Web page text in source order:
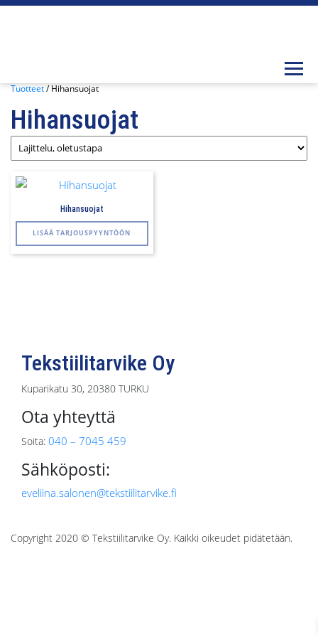
Tuotteet/ Hihansuojat
Hihansuojat
Hihansuojat
LISÄÄ TARJOUSPYYNTÖÖN
Tällä
on
sivulla.
Tekstiilitarvike Oy
Kuparikatu 30, 20380 TURKU
Ota yhteyttä
Soita: 040 – 7045 459
Sähköposti:
eveliina.salonen@tekstiilitarvike.fi
Copyright 2020 © Tekstiilitarvike Oy. Kaikki oikeudet pidätetään.